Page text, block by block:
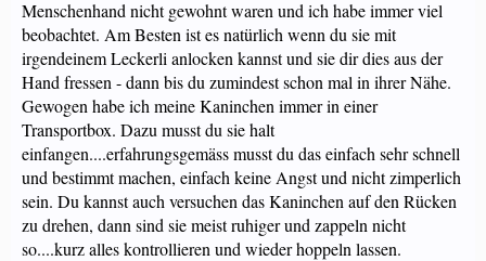
Menschenhand nicht gewohnt waren und ich habe immer viel
beobachtet. Am Besten ist es natürlich wenn du sie mit
irgendeinem Leckerli anlocken kannst und sie dir dies aus der
Hand fressen - dann bis du zumindest schon mal in ihrer Nähe.
Gewogen habe ich meine Kaninchen immer in einer
Transportbox. Dazu musst du sie halt
einfangen....erfahrungsgemäss musst du das einfach sehr schnell
und bestimmt machen, einfach keine Angst und nicht zimperlich
sein. Du kannst auch versuchen das Kaninchen auf den Rücken
zu drehen, dann sind sie meist ruhiger und zappeln nicht
so....kurz alles kontrollieren und wieder hoppeln lassen.